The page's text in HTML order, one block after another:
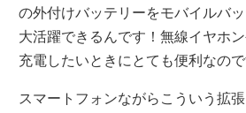
の外付けバッテリーをモバイルバ
大活躍できるんです！無線イヤホ
充電したいときにとても便利なので
スマートフォンながらこういう拡